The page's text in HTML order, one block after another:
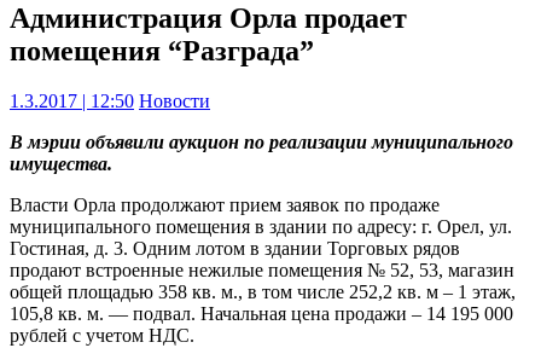
Администрация Орла продает
помещения “Разграда”
1.3.2017 | 12:50 Новости
В мэрии объявили аукцион по реализации муниципального
имущества.
Власти Орла продолжают прием заявок по продаже
муниципального помещения в здании по адресу: г. Орел, ул.
Гостиная, д. 3. Одним лотом в здании Торговых рядов
продают встроенные нежилые помещения № 52, 53, магазин
общей площадью 358 кв. м., в том числе 252,2 кв. м – 1 этаж,
105,8 кв. м. — подвал. Начальная цена продажи – 14 195 000
рублей с учетом НДС.